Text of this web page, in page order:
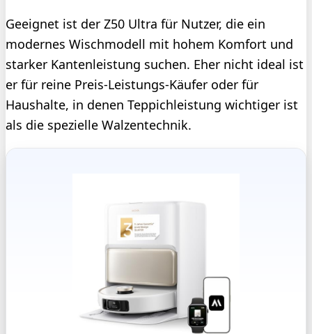
Geeignet ist der Z50 Ultra für Nutzer, die ein
modernes Wischmodell mit hohem Komfort und
starker Kantenleistung suchen. Eher nicht ideal ist
er für reine Preis-Leistungs-Käufer oder für
Haushalte, in denen Teppichleistung wichtiger ist
als die spezielle Walzentechnik.